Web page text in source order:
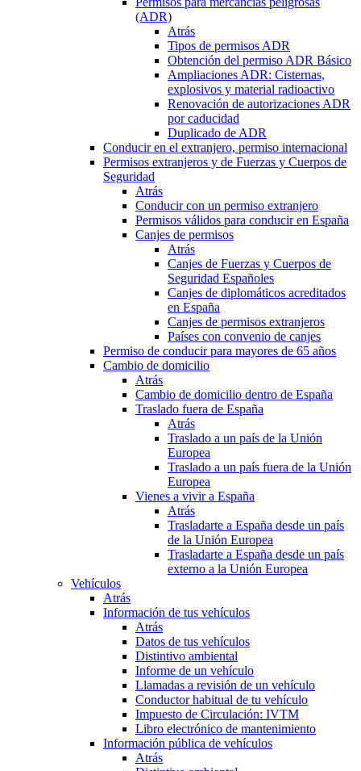
(ADR)
Atrás
Tipos de permisos ADR
Obtención del permiso ADR Básico
Ampliaciones ADR: Cisternas,
explosivos y material radioactivo
Renovación de autorizaciones ADR
por caducidad
Duplicado de ADR
Conducir en el extranjero, permiso internacional
Permisos extranjeros y de Fuerzas y Cuerpos de
Seguridad
Atrás
Conducir con un permiso extranjero
Permisos válidos para conducir en España
Canjes de permisos
Atrás
Canjes de Fuerzas y Cuerpos de
Seguridad Españoles
Canjes de diplomáticos acreditados
en España
Canjes de permisos extranjeros
Países con convenio de canjes
Permiso de conducir para mayores de 65 años
Cambio de domicilio
Atrás
Cambio de domicilio dentro de España
Traslado fuera de España
Atrás
Traslado a un país de la Unión
Europea
Traslado a un país fuera de la Unión
Europea
Vienes a vivir a España
Atrás
Trasladarte a España desde un país
de la Unión Europea
Trasladarte a España desde un país
externo a la Unión Europea
Vehículos
Atrás
Información de tus vehículos
Atrás
Datos de tus vehículos
Distintivo ambiental
Informe de un vehículo
Llamadas a revisión de un vehículo
Conductor habitual de tu vehículo
Impuesto de Circulación: IVTM
Libro electrónico de mantenimiento
Información pública de vehículos
Atrás